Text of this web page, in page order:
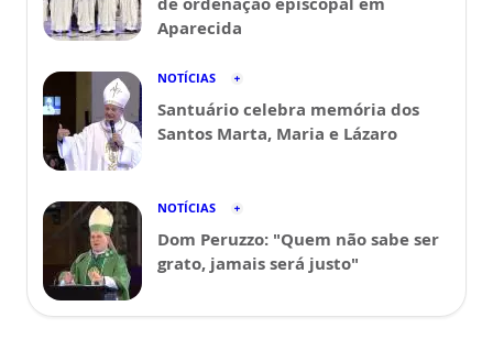
Aparecida
NOTÍCIAS
Santuário celebra memória dos
Santos Marta, Maria e Lázaro
NOTÍCIAS
Dom Peruzzo: "Quem não sabe ser
grato, jamais será justo"